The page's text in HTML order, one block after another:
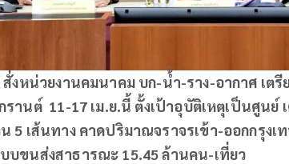
สั่งหน่วยงานคมนาคม บก-น้ำ-ราง-อากาศ เ
รานต์ 11-17 เม.ย.นี้ ตั้งเป้าอุบัติเหตุเป็นศูนย์
5 เส้นทาง คาดปริมาณจราจรเข้า-ออกกรุง
บขนส่งสาธารณะ 15.45 ล้านคน-เที่ยว